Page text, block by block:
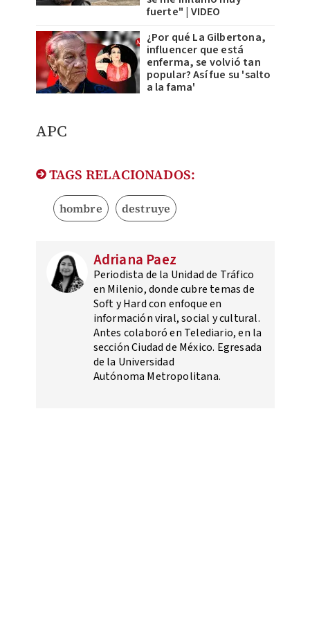
fuerte" | VIDEO
¿Por qué La Gilbertona,
influencer que está
enferma, se volvió tan
popular? Así fue su 'salto
a la fama'
APC
TAGS RELACIONADOS:
hombre destruye
Adriana Paez
Periodista de la Unidad de Tráfico
en Milenio, donde cubre temas de
Soft y Hard con enfoque en
información viral, social y cultural.
Antes colaboró en Telediario, en la
sección Ciudad de México. Egresada
de la Universidad
Autónoma Metropolitana.